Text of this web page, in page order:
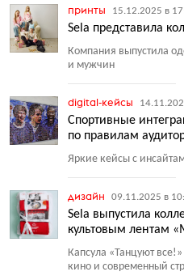
принты 15.12.2025 в
Sela представила
Компания выпустила
и мужчин
digital-кейсы
Спортивные
по правилам
Яркие кейсы с
дизайн 09.11.2025 в
Sela выпустила
культовым лентам
Капсула «Танцуют все!»
кино и современный